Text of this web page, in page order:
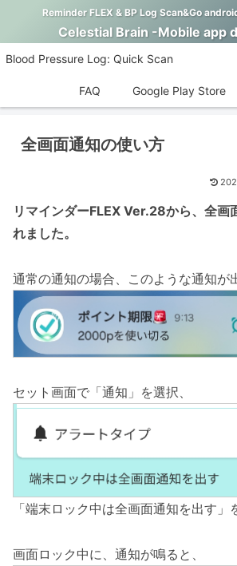
Reminder FLEX & BP Log Scan&Go
Celestial Brain -Mobile app
Blood Pressure Log: Quick Scan
FAQ Google Play Store
全画面通知の使い方
リマインダーFLEX Ver.28から、全画
れました。
通常の通知の場合、このような通知が
セット画面で「通知」を選択、
「端末ロック中は全画面通知を出す」
画面ロック中に、通知が鳴ると、